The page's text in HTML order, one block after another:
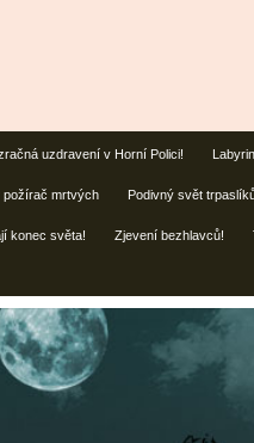
uzdravení v Horní Polici!
požírač mrtvých Podivný svět
konec světa! Zjevení bezhlavců!